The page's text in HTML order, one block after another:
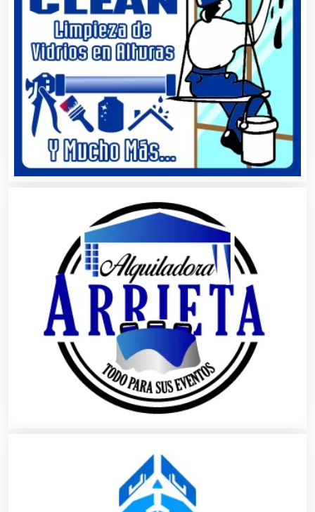
Aseguradoras
Asesores Técnicos
Asesoría Fiscal
Asociaciones Civiles
Asociaciones Empresariales
Audio, Sonido e Iluminación